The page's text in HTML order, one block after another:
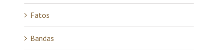
Fatos
Bandas